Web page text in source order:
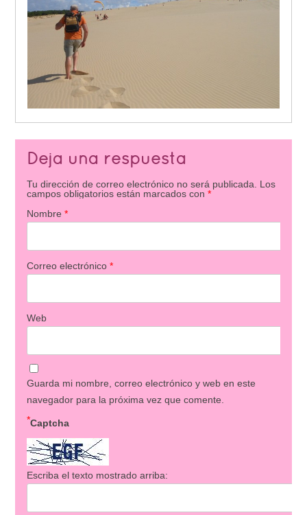
Deja una respuesta
Tu dirección de correo electrónico no será publicada.
Los
campos obligatorios están marcados con *
Nombre *
Correo electrónico *
Web
Guarda mi nombre, correo electrónico y web en este
navegador para la próxima vez que comente.
Captcha
*
Escriba el texto mostrado arriba: